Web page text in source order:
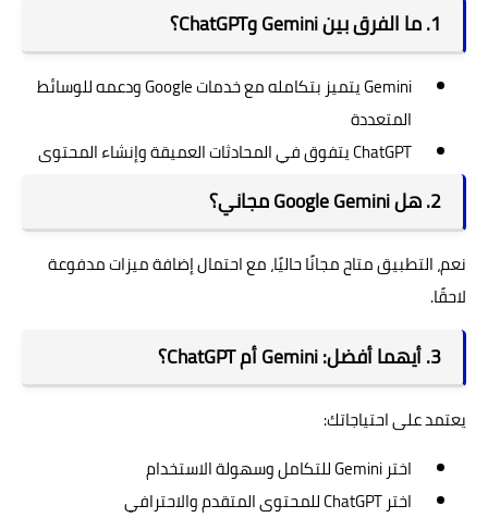
1. ما الفرق بين Gemini وChatGPT؟
Gemini يتميز بتكامله مع خدمات Google ودعمه للوسائط
المتعددة
ChatGPT يتفوق في المحادثات العميقة وإنشاء المحتوى
2. هل Google Gemini مجاني؟
نعم، التطبيق متاح مجانًا حاليًا، مع احتمال إضافة ميزات مدفوعة
لاحقًا.
3. أيهما أفضل: Gemini أم ChatGPT؟
يعتمد على احتياجاتك:
اختر Gemini للتكامل وسهولة الاستخدام
اختر ChatGPT للمحتوى المتقدم والاحترافي